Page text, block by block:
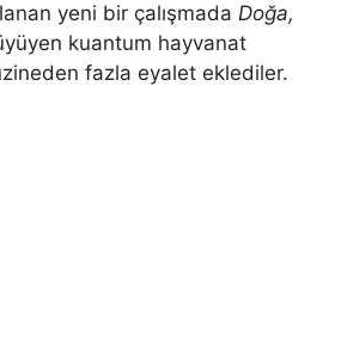
yeni bir çalışmada Doğa,
kuantum hayvanat
fazla eyalet eklediler.